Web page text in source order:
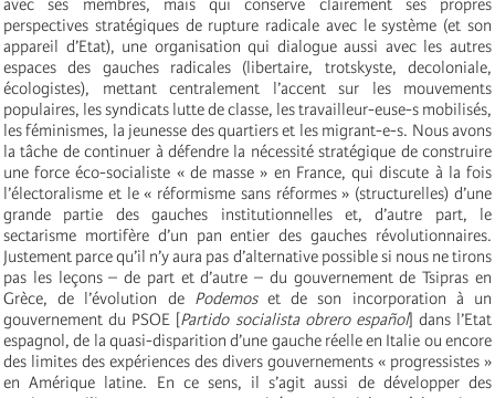
avec ses membres, mais qui conserve clairement ses propres
perspectives stratégiques de rupture radicale avec le système (et son
appareil d’Etat), une organisation qui dialogue aussi avec les autres
espaces des gauches radicales (libertaire, trotskyste, decoloniale,
écologistes), mettant centralement l’accent sur les mouvements
populaires, les syndicats lutte de classe, les travailleur-euse-s mobilisés,
les féminismes, la jeunesse des quartiers et les migrant-e-s. Nous avons
la tâche de continuer à défendre la nécessité stratégique de construire
une force éco-socialiste « de masse » en France, qui discute à la fois
l’électoralisme et le « réformisme sans réformes » (structurelles) d’une
grande partie des gauches institutionnelles et, d’autre part, le
sectarisme mortifère d’un pan entier des gauches révolutionnaires.
Justement parce qu’il n’y aura pas d’alternative possible si nous ne tirons
pas les leçons – de part et d’autre – du gouvernement de Tsipras en
Grèce, de l’évolution de Podemoset de son incorporation à un
gouvernement du PSOE [Partido socialista obrero español] dans l’Etat
espagnol, de la quasi-disparition d’une gauche réelle en Italie ou encore
des limites des expériences des divers gouvernements « progressistes »
en Amérique latine. En ce sens, il s’agit aussi de développer des